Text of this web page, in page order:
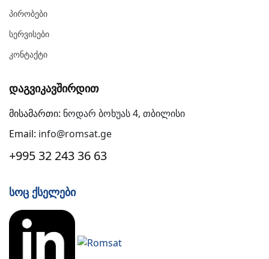
Პირობები
Სერვისები
Კონტაქტი
Დაგვიკავშირდით
მისამართი: ნოდარ ბოხუას 4, თბილისი
Email: info@romsat.ge
+995 32 243 36 63
Სოც Ქსელები